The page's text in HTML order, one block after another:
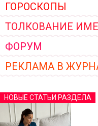
ГОРОСКОПЫ
ТОЛКОВАНИЕ
ФОРУМ
РЕКЛАМА В
НОВЫЕ СТАТЬИ РАЗДЕЛА